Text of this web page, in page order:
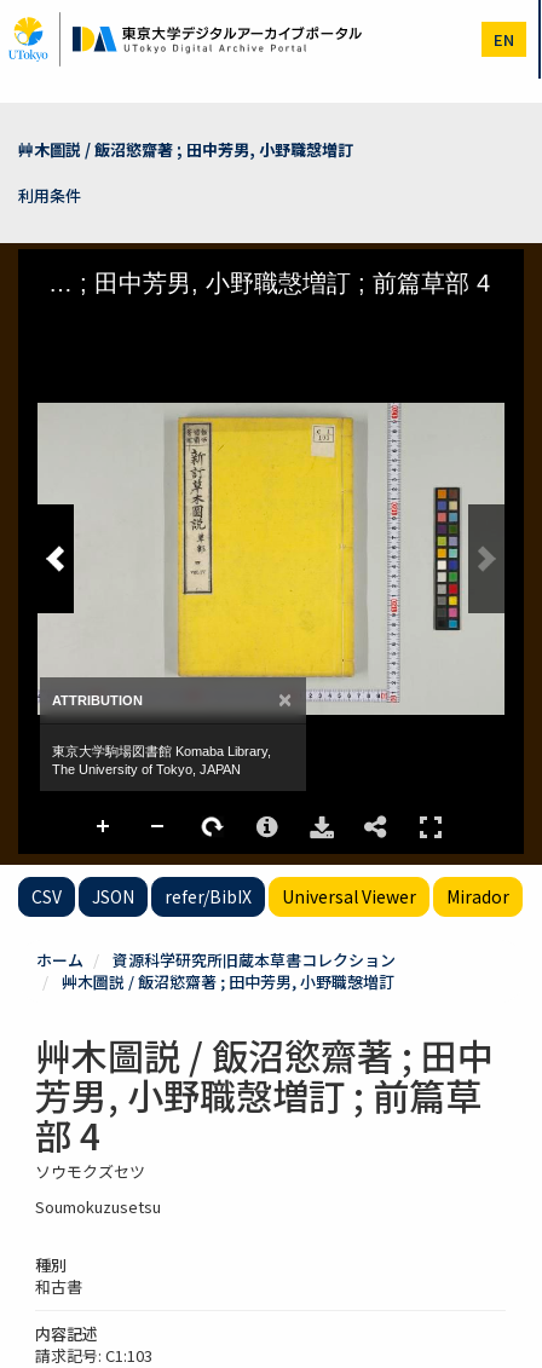
イ
ン
EN
艸木圖説 / 飯沼慾齋著 ; 田中芳男, 小野職愨増訂
利用条件
CSV JSON refer/BibIX Universal Viewer Mirador
ホーム
資源科学研究所旧蔵本草書コレクション
艸木圖説 / 飯沼慾齋著 ; 田中芳男, 小野職愨増訂
艸木圖説 / 飯沼慾齋著 ; 田中
芳男, 小野職愨増訂 ; 前篇草
部 4
ソウモクズセツ
Soumokuzusetsu
種別
和古書
内容記述
請求記号: C1:103